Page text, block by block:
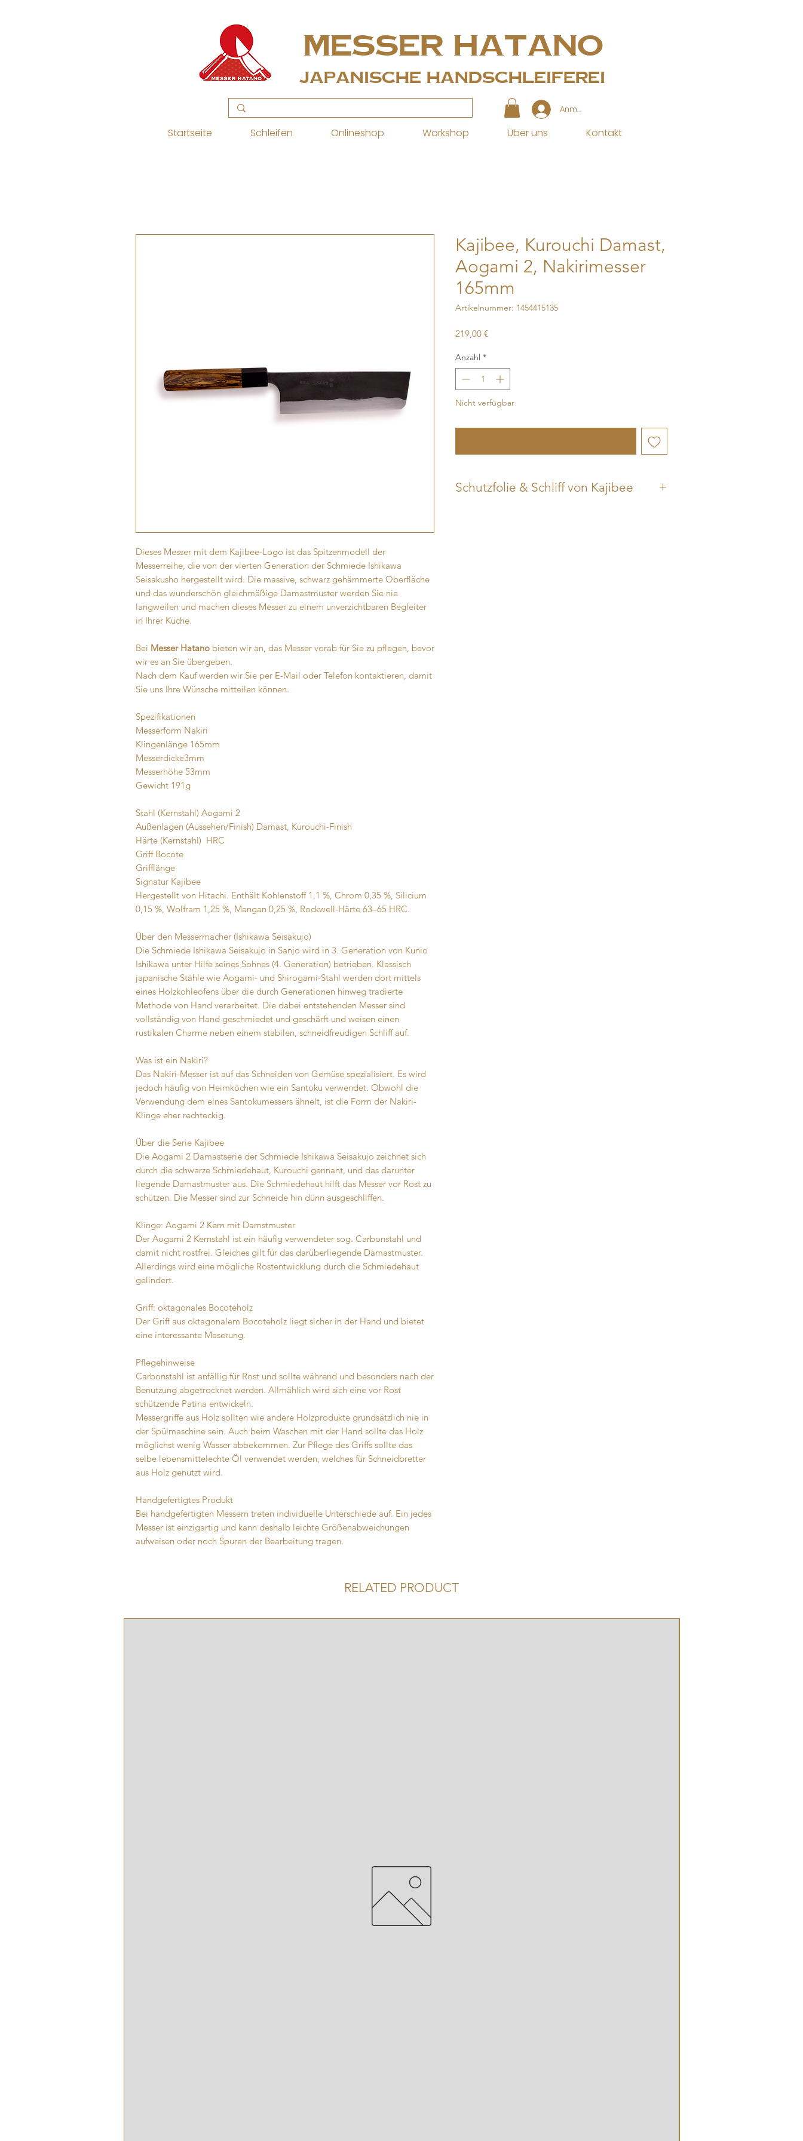
MESSER Hatano
Japanische Handschleiferei
Anmelden
Startseite Schleifen Onlineshop Workshop Über uns Kontakt
Dieses Messer mit dem Kajibee-Logo ist das Spitzenmodell der
Messerreihe, die von der vierten Generation der Schmiede Ishikawa
Seisakusho hergestellt wird. Die massive, schwarz gehämmerte Oberfläche
und das wunderschön gleichmäßige Damastmuster werden Sie nie
langweilen und machen dieses Messer zu einem unverzichtbaren Begleiter
in Ihrer Küche.
Bei Messer Hatano bieten wir an, das Messer vorab für Sie zu pflegen, bevor
wir es an Sie übergeben.
Nach dem Kauf werden wir Sie per E-Mail oder Telefon kontaktieren, damit
Sie uns Ihre Wünsche mitteilen können.
Spezifikationen
Messerform Nakiri
Klingenlänge 165mm
Messerdicke3mm
Messerhöhe 53mm
Gewicht 191g
Stahl (Kernstahl) Aogami 2
Außenlagen (Aussehen/Finish) Damast, Kurouchi-Finish
Härte (Kernstahl) HRC
Griff Bocote
Grifflänge
Signatur Kajibee
Hergestellt von Hitachi. Enthält Kohlenstoff 1,1 %, Chrom 0,35 %, Silicium
0,15 %, Wolfram 1,25 %, Mangan 0,25 %, Rockwell-Härte 63–65 HRC.
Über den Messermacher (Ishikawa Seisakujo)
Die Schmiede Ishikawa Seisakujo in Sanjo wird in 3. Generation von Kunio
Ishikawa unter Hilfe seines Sohnes (4. Generation) betrieben. Klassisch
japanische Stähle wie Aogami- und Shirogami-Stahl werden dort mittels
eines Holzkohleofens über die durch Generationen hinweg tradierte
Methode von Hand verarbeitet. Die dabei entstehenden Messer sind
vollständig von Hand geschmiedet und geschärft und weisen einen
rustikalen Charme neben einem stabilen, schneidfreudigen Schliff auf.
Was ist ein Nakiri?
Das Nakiri-Messer ist auf das Schneiden von Gemüse spezialisiert. Es wird
jedoch häufig von Heimköchen wie ein Santoku verwendet. Obwohl die
Verwendung dem eines Santokumessers ähnelt, ist die Form der Nakiri-
Klinge eher rechteckig.
Über die Serie Kajibee
Die Aogami 2 Damastserie der Schmiede Ishikawa Seisakujo zeichnet sich
durch die schwarze Schmiedehaut, Kurouchi gennant, und das darunter
liegende Damastmuster aus. Die Schmiedehaut hilft das Messer vor Rost zu
schützen. Die Messer sind zur Schneide hin dünn ausgeschliffen.
Klinge: Aogami 2 Kern mit Damstmuster
Der Aogami 2 Kernstahl ist ein häufig verwendeter sog. Carbonstahl und
damit nicht rostfrei. Gleiches gilt für das darüberliegende Damastmuster.
Allerdings wird eine mögliche Rostentwicklung durch die Schmiedehaut
gelindert.
Griff: oktagonales Bocoteholz
Der Griff aus oktagonalem Bocoteholz liegt sicher in der Hand und bietet
eine interessante Maserung.
Pflegehinweise
Carbonstahl ist anfällig für Rost und sollte während und besonders nach der
Benutzung abgetrocknet werden. Allmählich wird sich eine vor Rost
schützende Patina entwickeln.
Messergriffe aus Holz sollten wie andere Holzprodukte grundsätzlich nie in
der Spülmaschine sein. Auch beim Waschen mit der Hand sollte das Holz
möglichst wenig Wasser abbekommen. Zur Pflege des Griffs sollte das
selbe lebensmittelechte Öl verwendet werden, welches für Schneidbretter
aus Holz genutzt wird.
Handgefertigtes Produkt
Bei handgefertigten Messern treten individuelle Unterschiede auf. Ein jedes
Messer ist einzigartig und kann deshalb leichte Größenabweichungen
aufweisen oder noch Spuren der Bearbeitung tragen.
Kajibee, Kurouchi Damast,
Aogami 2, Nakirimesser
165mm
Artikelnummer: 1454415135
219,00 €Preis
Anzahl *
Nicht verfügbar
Schutzfolie & Schliff von Kajibee
RELATED PRODUCT